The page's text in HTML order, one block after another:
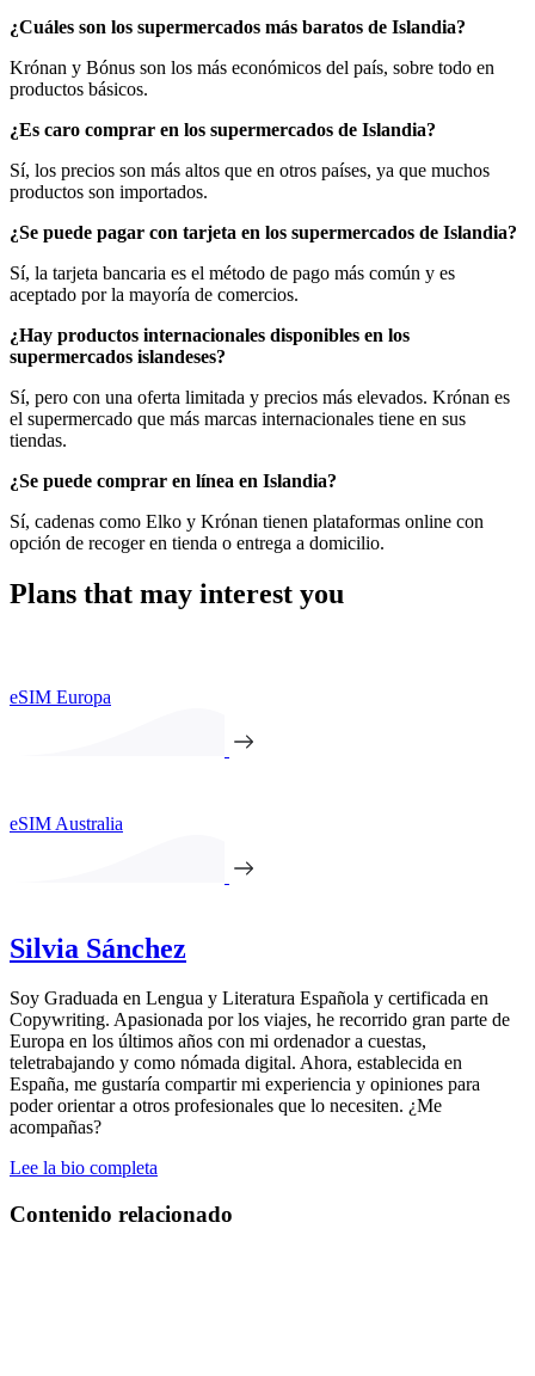
¿Cuáles son los supermercados más baratos de Islandia?
Krónan y Bónus son los más económicos del país, sobre todo en
productos básicos.
¿Es caro comprar en los supermercados de Islandia?
Sí, los precios son más altos que en otros países, ya que muchos
productos son importados.
¿Se puede pagar con tarjeta en los supermercados de Islandia?
Sí, la tarjeta bancaria es el método de pago más común y es
aceptado por la mayoría de comercios.
¿Hay productos internacionales disponibles en los
supermercados islandeses?
Sí, pero con una oferta limitada y precios más elevados. Krónan es
el supermercado que más marcas internacionales tiene en sus
tiendas.
¿Se puede comprar en línea en Islandia?
Sí, cadenas como Elko y Krónan tienen plataformas online con
opción de recoger en tienda o entrega a domicilio.
Plans that may interest you
eSIM Europa
eSIM Australia
Silvia Sánchez
Soy Graduada en Lengua y Literatura Española y certificada en
Copywriting. Apasionada por los viajes, he recorrido gran parte de
Europa en los últimos años con mi ordenador a cuestas,
teletrabajando y como nómada digital. Ahora, establecida en
España, me gustaría compartir mi experiencia y opiniones para
poder orientar a otros profesionales que lo necesiten. ¿Me
acompañas?
Lee la bio completa
Contenido relacionado